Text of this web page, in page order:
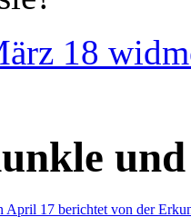
18
17 berichtet von der